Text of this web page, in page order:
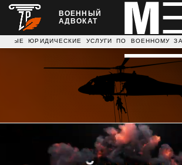
ВОЕННЫЙ
АДВОКАТ
УСЛУГИ ПО ВОЕННОМУ